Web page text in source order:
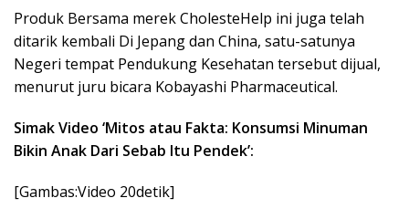
Produk Bersama merek CholesteHelp ini juga telah
ditarik kembali Di Jepang dan China, satu-satunya
Negeri tempat Pendukung Kesehatan tersebut dijual,
menurut juru bicara Kobayashi Pharmaceutical.
Simak Video ‘Mitos atau Fakta: Konsumsi Minuman
Bikin Anak Dari Sebab Itu Pendek’:
[Gambas:Video 20detik]